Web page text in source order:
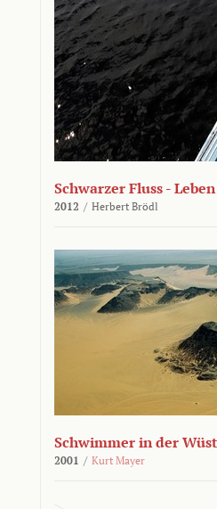
Schwarzer Fluss -
2012 / Herbert Brödl
Schwimmer in der
2001 / Kurt Mayer